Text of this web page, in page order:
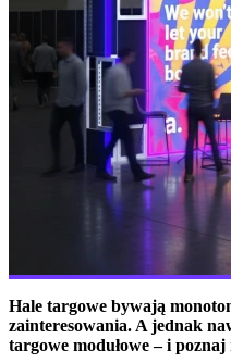
Hale targowe bywają
zainteresowania. A jednak
targowe modułowe – i